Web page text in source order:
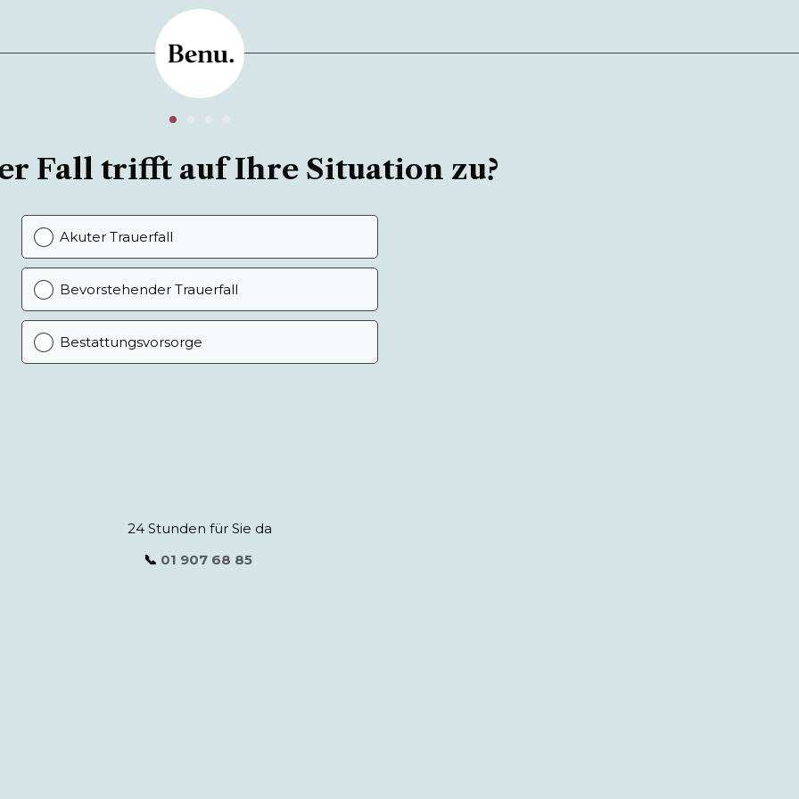
Fall trifft auf Ihre Situation zu?
Akuter Trauerfall
Bevorstehender Trauerfall
Bestattungsvorsorge
24 Stunden für Sie da
📞 01 907 68 85